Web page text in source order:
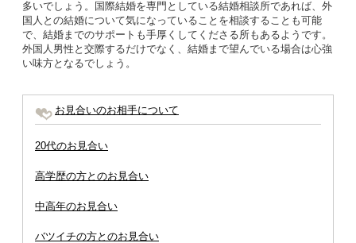
多いでしょう。国際結婚を専門としている結婚相談所であれば、外
国人との結婚について気になっていることを相談することも可能
で、結婚までのサポートも手厚くしてくださる所もあるようです。
外国人男性と交際するだけでなく、結婚まで望んでいる場合は心強
い味方となるでしょう。
お見合いのお相手について
20代のお見合い
高学歴の方とのお見合い
中高年のお見合い
バツイチの方とのお見合い